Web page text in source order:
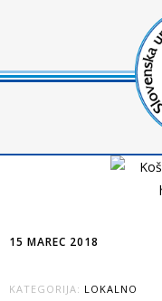
15 MAREC 2018
KATEGORIJA: LOKALNO